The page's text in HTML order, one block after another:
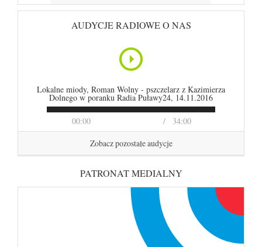
AUDYCJE RADIOWE O NAS
00:00 34:00
Lokalne miody, Roman Wolny - pszczelarz z Kazimierza
Dolnego w poranku Radia Puławy24, 14.11.2016
Zobacz pozostałe audycje
PATRONAT MEDIALNY